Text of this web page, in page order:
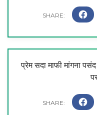
प्रेम सदा माफी मांगना